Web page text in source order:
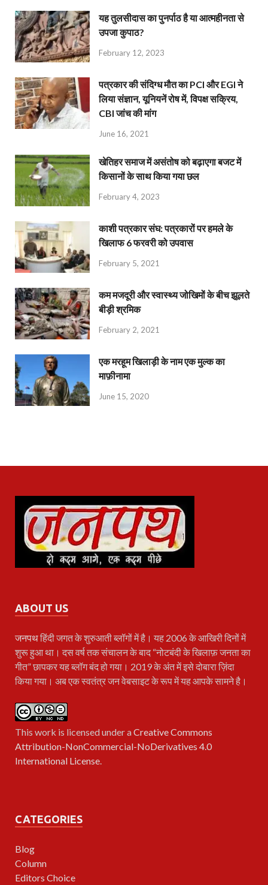
यह तुलसीदास का पुनर्पाठ है या आत्महीनता से
उपजा कुपाठ?
February 12, 2023
पत्रकार की संदिग्ध मौत का PCI और EGI ने
लिया संज्ञान, यूनियनें रोष में, विपक्ष सक्रिय,
CBI जांच की मांग
June 16, 2021
खेतिहर समाज में असंतोष को बढ़ाएगा बजट में
किसानों के साथ किया गया छल
February 4, 2023
काशी पत्रकार संघ: पत्रकारों पर हमले के
खिलाफ 6 फरवरी को उपवास
February 5, 2021
कम मजदूरी और स्वास्थ्य जोखिमों के बीच झूलते
बीड़ी श्रमिक
February 2, 2021
एक मरहूम खिलाड़ी के नाम एक मुल्क का
माफ़ीनामा
June 15, 2020
ABOUT US
जनपथहिंदी जगत के शुरुआती ब्लॉगों में है। यह 2006 के आखिरी दिनों में
शुरू हुआ था। दस वर्ष तक संचालन के बाद “नोटबंदी के खिलाफ़ जनता का
गीत” छापकर यह ब्लॉग बंद हो गया। 2019 के अंत में इसे दोबारा ज़िंदा
किया गया। अब एक स्वतंत्र जन वेबसाइट के रूप में यह आपके सामने है।
This work is licensed under aCreative Commons
Attribution-NonCommercial-NoDerivatives 4.0
International License.
CATEGORIES
Blog
Column
Editors Choice